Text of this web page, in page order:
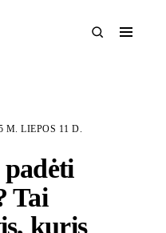
M. LIEPOS 11 D.
Tai
kuris